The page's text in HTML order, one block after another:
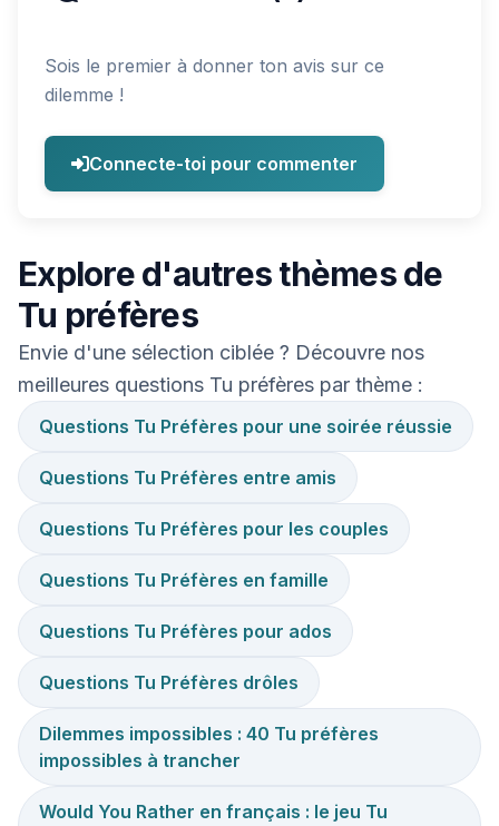
Sois le premier à donner ton avis sur ce
dilemme !
Connecte-toi pour commenter
Explore d'autres thèmes de
Tu préfères
Envie d'une sélection ciblée ? Découvre nos
meilleures questions Tu préfères par thème :
Questions Tu Préfères pour une soirée réussie
Questions Tu Préfères entre amis
Questions Tu Préfères pour les couples
Questions Tu Préfères en famille
Questions Tu Préfères pour ados
Questions Tu Préfères drôles
Dilemmes impossibles : 40 Tu préfères
impossibles à trancher
Would You Rather en français : le jeu Tu